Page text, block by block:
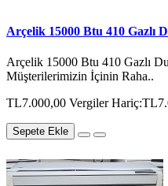
Arçelik 15000 Btu 410 Gazlı
Arçelik 15000 Btu 410 Gazlı
Müşterilerimizin İçinin Raha..
TL7.000,00 Vergiler
Sepete Ekle